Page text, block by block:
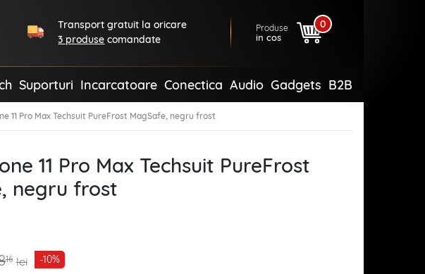
Transport gratuit la oricare
3 produse comandate
Produse
in cos
0
Suporturi Incarcatoare Conectica Audio Gadgets B2B
11 Pro Max Techsuit PureFrost MagSafe, negru frost
11 Pro Max Techsuit PureFrost
negru frost
16 lei -10%